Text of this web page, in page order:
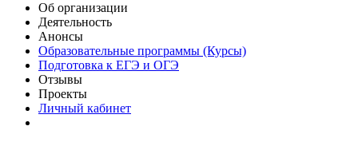
Об организации
Деятельность
Анонсы
Образовательные программы (Курсы)
Подготовка к ЕГЭ и ОГЭ
Отзывы
Проекты
Личный кабинет